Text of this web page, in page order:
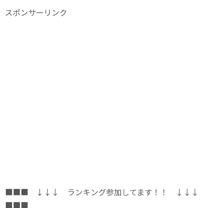
スポンサーリンク
■■■ ↓↓↓ ランキング参加してます！！ ↓↓↓
■■■